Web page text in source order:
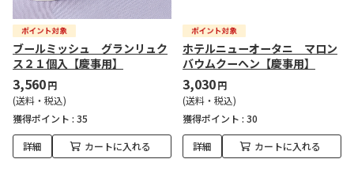
ブールミッシュ グランリュク
ス２１個入【慶事用】
3,560円
(送料・税込)
獲得ポイント : 35
詳細 カートに入れる
ホテルニューオータニ マロン
バウムクーヘン【慶事用】
3,030円
(送料・税込)
獲得ポイント : 30
詳細 カートに入れる